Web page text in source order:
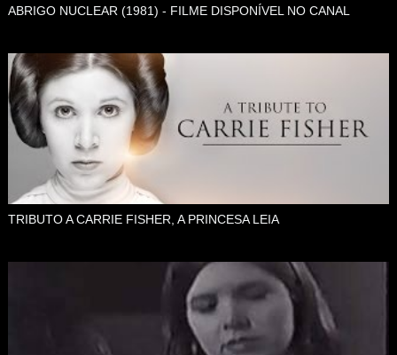
ABRIGO NUCLEAR (1981) - FILME DISPONÍVEL NO CANAL
TRIBUTO A CARRIE FISHER, A PRINCESA LEIA